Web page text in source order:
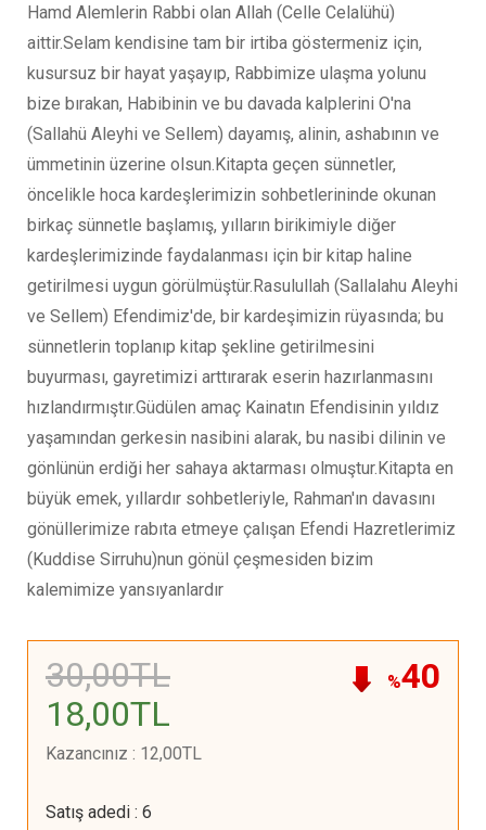
Hamd Alemlerin Rabbi olan Allah (Celle Celalühü)
aittir.Selam kendisine tam bir irtiba göstermeniz için,
kusursuz bir hayat yaşayıp, Rabbimize ulaşma yolunu
bize bırakan, Habibinin ve bu davada kalplerini O'na
(Sallahü Aleyhi ve Sellem) dayamış, alinin, ashabının ve
ümmetinin üzerine olsun.Kitapta geçen sünnetler,
öncelikle hoca kardeşlerimizin sohbetlerininde okunan
birkaç sünnetle başlamış, yılların birikimiyle diğer
kardeşlerimizinde faydalanması için bir kitap haline
getirilmesi uygun görülmüştür.Rasulullah (Sallalahu Aleyhi
ve Sellem) Efendimiz'de, bir kardeşimizin rüyasında; bu
sünnetlerin toplanıp kitap şekline getirilmesini
buyurması, gayretimizi arttırarak eserin hazırlanmasını
hızlandırmıştır.Güdülen amaç Kainatın Efendisinin yıldız
yaşamından gerkesin nasibini alarak, bu nasibi dilinin ve
gönlünün erdiği her sahaya aktarması olmuştur.Kitapta en
büyük emek, yıllardır sohbetleriyle, Rahman'ın davasını
gönüllerimize rabıta etmeye çalışan Efendi Hazretlerimiz
(Kuddise Sirruhu)nun gönül çeşmesiden bizim
kalemimize yansıyanlardır
%40
30,00TL
18,00TL
Kazancınız : 12,00TL
Satış adedi: 6